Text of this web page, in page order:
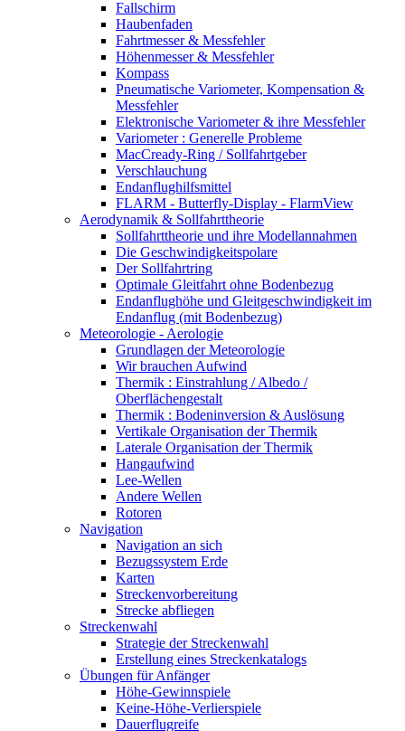
Fallschirm
Haubenfaden
Fahrtmesser & Messfehler
Höhenmesser & Messfehler
Kompass
Pneumatische Variometer, Kompensation &
Messfehler
Elektronische Variometer & ihre Messfehler
Variometer : Generelle Probleme
MacCready-Ring / Sollfahrtgeber
Verschlauchung
Endanflughilfsmittel
FLARM - Butterfly-Display - FlarmView
Aerodynamik & Sollfahrttheorie
Sollfahrttheorie und ihre Modellannahmen
Die Geschwindigkeitspolare
Der Sollfahrtring
Optimale Gleitfahrt ohne Bodenbezug
Endanflughöhe und Gleitgeschwindigkeit im
Endanflug (mit Bodenbezug)
Meteorologie - Aerologie
Grundlagen der Meteorologie
Wir brauchen Aufwind
Thermik : Einstrahlung / Albedo /
Oberflächengestalt
Thermik : Bodeninversion & Auslösung
Vertikale Organisation der Thermik
Laterale Organisation der Thermik
Hangaufwind
Lee-Wellen
Andere Wellen
Rotoren
Navigation
Navigation an sich
Bezugssystem Erde
Karten
Streckenvorbereitung
Strecke abfliegen
Streckenwahl
Strategie der Streckenwahl
Erstellung eines Streckenkatalogs
Übungen für Anfänger
Höhe-Gewinnspiele
Keine-Höhe-Verlierspiele
Dauerflugreife